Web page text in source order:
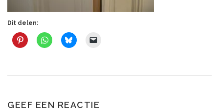
Dit delen:
GEEF EEN REACTIE